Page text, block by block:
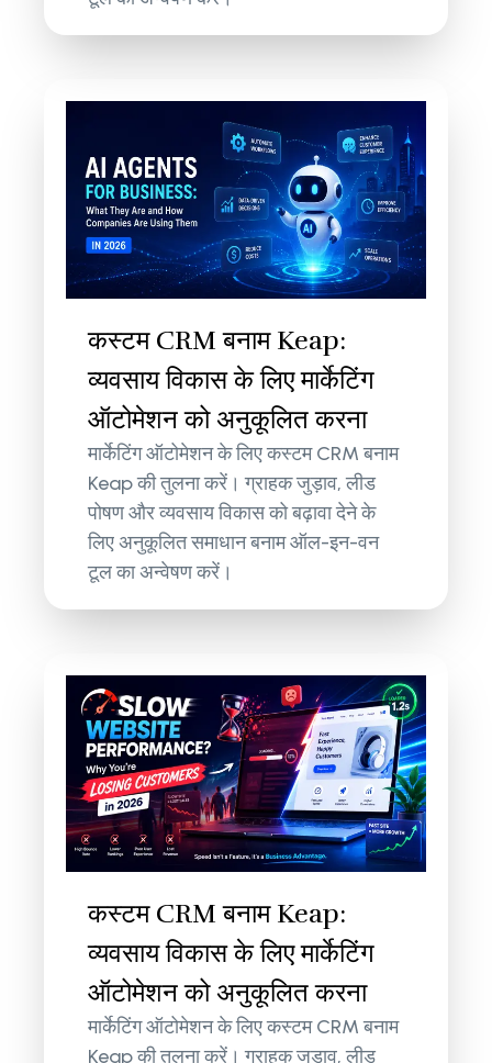
कस्टम CRM बनाम Keap:
व्यवसाय विकास के लिए मार्केटिंग
ऑटोमेशन को अनुकूलित करना
मार्केटिंग ऑटोमेशन के लिए कस्टम CRM बनाम
Keap की तुलना करें। ग्राहक जुड़ाव, लीड
पोषण और व्यवसाय विकास को बढ़ावा देने के
लिए अनुकूलित समाधान बनाम ऑल-इन-वन
टूल का अन्वेषण करें।
कस्टम CRM बनाम Keap:
व्यवसाय विकास के लिए मार्केटिंग
ऑटोमेशन को अनुकूलित करना
मार्केटिंग ऑटोमेशन के लिए कस्टम CRM बनाम
Keap की तुलना करें। ग्राहक जुड़ाव, लीड